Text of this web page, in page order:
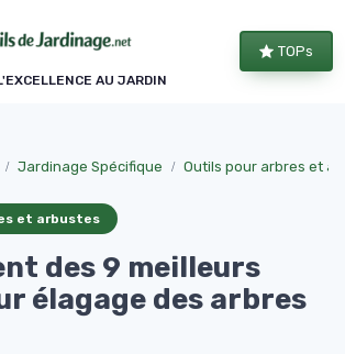
AU JARDIN
TOPs
Jardinage Spécifique Outils pour arbres et
et arbustes
des 9 meilleurs
élagage des arbres
des cookies